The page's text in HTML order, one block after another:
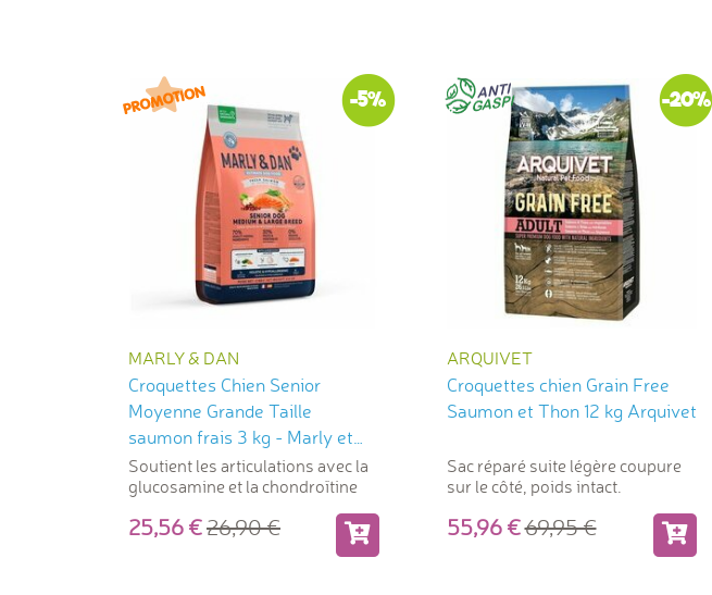
-5%
MARLY & DAN
Croquettes Chien Senior
Moyenne Grande Taille
saumon frais 3 kg - Marly et
Dan
Soutient les articulations avec la
glucosamine et la chondroïtine
25,5626,90
-20%
ARQUIVET
Croquettes chien Grain Free
Saumon et Thon 12 kg Arquivet
Sac réparé suite légère coupure
sur le côté, poids intact.
55,9669,95